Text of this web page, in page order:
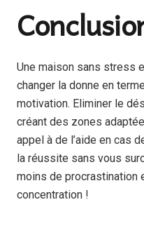
Une maison sans stress
changer la donne en
motivation. Eliminer le
créant des zones
appel à de l’aide en cas
la réussite sans vous
moins de procrastination
concentration !